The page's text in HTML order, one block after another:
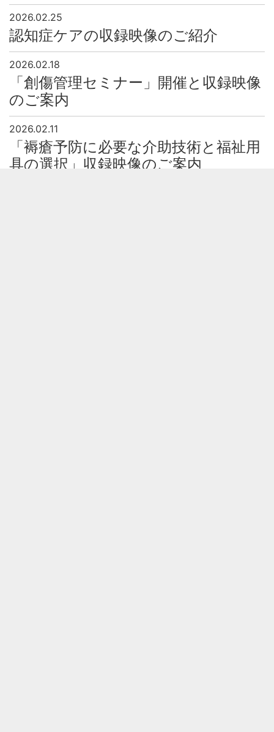
2026.02.25
認知症ケアの収録映像のご紹介
2026.02.18
「創傷管理セミナー」開催と収録映像
のご案内
2026.02.11
「褥瘡予防に必要な介助技術と福祉用
具の選択」収録映像のご案内